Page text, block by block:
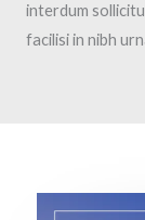
interdum
facilisi in nibh